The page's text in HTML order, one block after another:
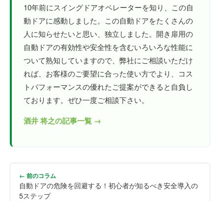
10年前にスイングドアオペレーターを知り、この自
動ドアに感動しました。この自動ドアをたくさんの
人に知らせたいと思い、独立しました。開き扉用の
自動ドアの有効性や安全性を含むいろいろな性能に
ついて熟知していますので、弊社にご相談いただけ
れば、お客様のご要望に合った使い方でより、コス
トパフォーマンスの優れたご提案ができると自負し
ております。ぜひ一度ご相談下さい。
酒井 将之の記事一覧 →
← 前のコラム
自動ドアの危険を回避する！初心者が知るべき安全導入の
5ステップ